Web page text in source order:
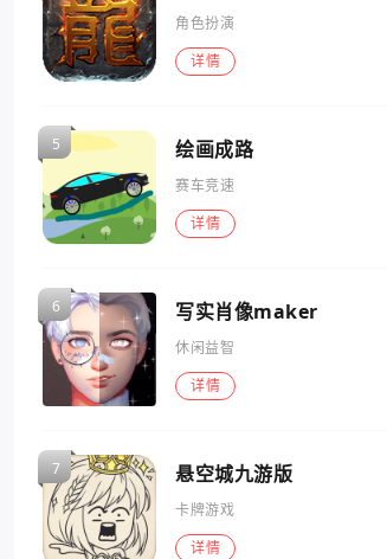
角色扮演
详情
绘画成路
赛车竞速
详情
写实肖像maker
休闲益智
详情
悬空城九游版
卡牌游戏
详情